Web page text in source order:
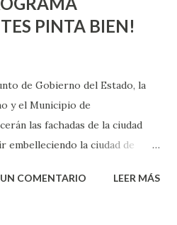
PINTA BIEN!
de Gobierno del Estado, la
y el Municipio de
las fachadas de la ciudad
la ciudad de
inicio al programa
COMENTARIO LEER MÁS